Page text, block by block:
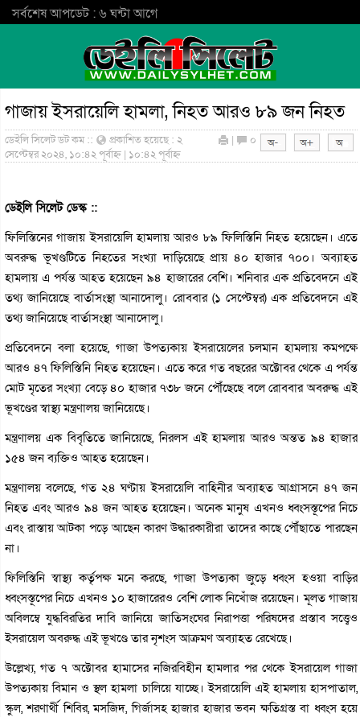
সর্বশেষ আপডেট : ৬ ঘন্টা আগে
গাজায় ইসরায়েলি হামলা, নিহত আরও ৮৯ জন নিহত
ডেইলি সিলেট ডট কম ::
প্রকাশিত হয়েছে : ২
সেপ্টেম্বর ২০২৪, ১০:৪২ পূর্বাহ্ন | ১০:৪২ পূর্বাহ্ন
| ০
ডেইলি সিলেট ডেস্ক ::
ফিলিস্তিনের গাজায় ইসরায়েলি হামলায় আরও ৮৯ ফিলিস্তিনি নিহত হয়েছেন। এতে
অবরুদ্ধ ভূখণ্ডটিতে নিহতের সংখ্যা দাড়িয়েছে প্রায় ৪০ হাজার ৭০০। অব্যাহত
হামলায় এ পর্যন্ত আহত হয়েছেন ৯৪ হাজারের বেশি। শনিবার এক প্রতিবেদনে এই
তথ্য জানিয়েছে বার্তাসংস্থা আনাদোলু। রোববার (১ সেপ্টেম্বর) এক প্রতিবেদনে এই
তথ্য জানিয়েছে বার্তাসংস্থা আনাদোলু।
প্রতিবেদনে বলা হয়েছে, গাজা উপত্যকায় ইসরায়েলের চলমান হামলায় কমপক্ষে
আরও ৪৭ ফিলিস্তিনি নিহত হয়েছেন। এতে করে গত বছরের অক্টোবর থেকে এ পর্যন্ত
মোট মৃতের সংখ্যা বেড়ে ৪০ হাজার ৭৩৮ জনে পৌঁছেছে বলে রোববার অবরুদ্ধ এই
ভূখণ্ডের স্বাস্থ্য মন্ত্রণালয় জানিয়েছে।
মন্ত্রণালয় এক বিবৃতিতে জানিয়েছে, নিরলস এই হামলায় আরও অন্তত ৯৪ হাজার
১৫৪ জন ব্যক্তিও আহত হয়েছেন।
মন্ত্রণালয় বলেছে, গত ২৪ ঘণ্টায় ইসরায়েলি বাহিনীর অব্যাহত আগ্রাসনে ৪৭ জন
নিহত এবং আরও ৯৪ জন আহত হয়েছেন। অনেক মানুষ এখনও ধ্বংসস্তূপের নিচে
এবং রাস্তায় আটকা পড়ে আছেন কারণ উদ্ধারকারীরা তাদের কাছে পৌঁছাতে পারছেন
না।
ফিলিস্তিনি স্বাস্থ্য কর্তৃপক্ষ মনে করছে, গাজা উপত্যকা জুড়ে ধ্বংস হওয়া বাড়ির
ধ্বংসস্তূপের নিচে এখনও ১০ হাজারেরও বেশি লোক নিখোঁজ রয়েছেন। মূলত গাজায়
অবিলম্বে যুদ্ধবিরতির দাবি জানিয়ে জাতিসংঘের নিরাপত্তা পরিষদের প্রস্তাব সত্ত্বেও
ইসরায়েল অবরুদ্ধ এই ভূখণ্ডে তার নৃশংস আক্রমণ অব্যাহত রেখেছে।
উল্লেখ্য, গত ৭ অক্টোবর হামাসের নজিরবিহীন হামলার পর থেকে ইসরায়েল গাজা
উপত্যকায় বিমান ও স্থল হামলা চালিয়ে যাচ্ছে। ইসরায়েলি এই হামলায় হাসপাতাল,
স্কুল, শরণার্থী শিবির, মসজিদ, গির্জাসহ হাজার হাজার ভবন ক্ষতিগ্রস্ত বা ধ্বংস হয়ে